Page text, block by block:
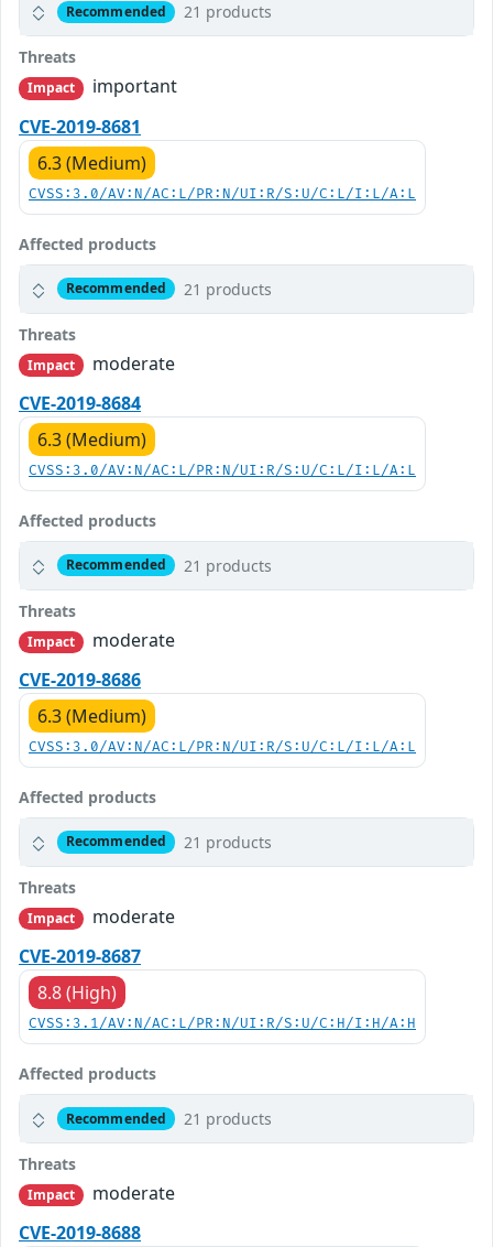
Recommended 21 products
Threats
Impact
important
CVE-2019-8681
6.3 (Medium)
CVSS:3.0/AV:N/AC:L/PR:N/UI:R/S:U/C:L/I:L/A:L
Affected products
Recommended 21 products
Threats
Impact
moderate
CVE-2019-8684
6.3 (Medium)
CVSS:3.0/AV:N/AC:L/PR:N/UI:R/S:U/C:L/I:L/A:L
Affected products
Recommended 21 products
Threats
Impact
moderate
CVE-2019-8686
6.3 (Medium)
CVSS:3.0/AV:N/AC:L/PR:N/UI:R/S:U/C:L/I:L/A:L
Affected products
Recommended 21 products
Threats
Impact
moderate
CVE-2019-8687
8.8 (High)
CVSS:3.1/AV:N/AC:L/PR:N/UI:R/S:U/C:H/I:H/A:H
Affected products
Recommended 21 products
Threats
Impact
moderate
CVE-2019-8688